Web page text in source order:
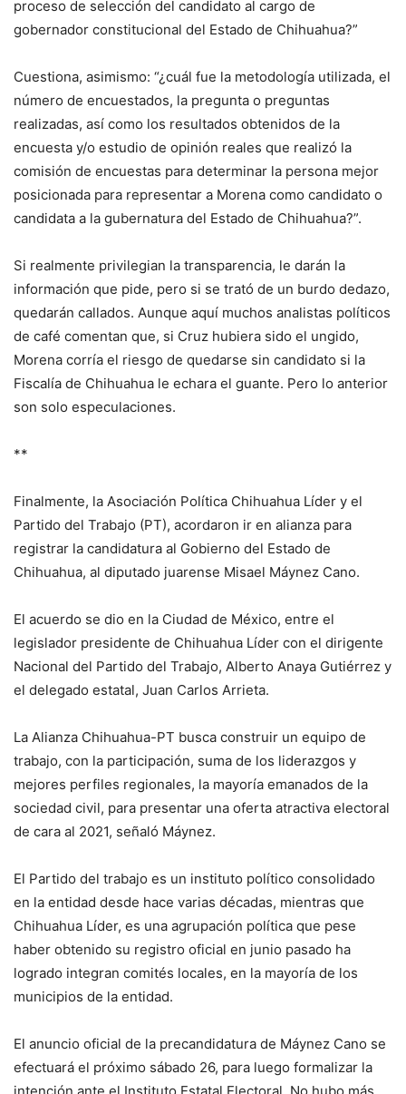
proceso de selección del candidato al cargo de
gobernador constitucional del Estado de Chihuahua?”
Cuestiona, asimismo: “¿cuál fue la metodología utilizada, el
número de encuestados, la pregunta o preguntas
realizadas, así como los resultados obtenidos de la
encuesta y/o estudio de opinión reales que realizó la
comisión de encuestas para determinar la persona mejor
posicionada para representar a Morena como candidato o
candidata a la gubernatura del Estado de Chihuahua?”.
Si realmente privilegian la transparencia, le darán la
información que pide, pero si se trató de un burdo dedazo,
quedarán callados. Aunque aquí muchos analistas políticos
de café comentan que, si Cruz hubiera sido el ungido,
Morena corría el riesgo de quedarse sin candidato si la
Fiscalía de Chihuahua le echara el guante. Pero lo anterior
son solo especulaciones.
**
Finalmente, la Asociación Política Chihuahua Líder y el
Partido del Trabajo (PT), acordaron ir en alianza para
registrar la candidatura al Gobierno del Estado de
Chihuahua, al diputado juarense Misael Máynez Cano.
El acuerdo se dio en la Ciudad de México, entre el
legislador presidente de Chihuahua Líder con el dirigente
Nacional del Partido del Trabajo, Alberto Anaya Gutiérrez y
el delegado estatal, Juan Carlos Arrieta.
La Alianza Chihuahua-PT busca construir un equipo de
trabajo, con la participación, suma de los liderazgos y
mejores perfiles regionales, la mayoría emanados de la
sociedad civil, para presentar una oferta atractiva electoral
de cara al 2021, señaló Máynez.
El Partido del trabajo es un instituto político consolidado
en la entidad desde hace varias décadas, mientras que
Chihuahua Líder, es una agrupación política que pese
haber obtenido su registro oficial en junio pasado ha
logrado integran comités locales, en la mayoría de los
municipios de la entidad.
El anuncio oficial de la precandidatura de Máynez Cano se
efectuará el próximo sábado 26, para luego formalizar la